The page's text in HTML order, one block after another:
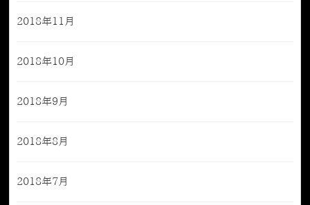
2018年11月
2018年10月
2018年9月
2018年8月
2018年7月